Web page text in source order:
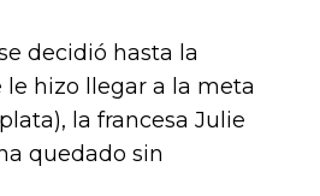
decidió hasta la
hizo llegar a la meta
la francesa Julie
quedado sin